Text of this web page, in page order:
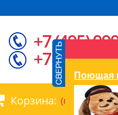
Корзина: (пусто)
+7 (495)
+7 (929)
Поющая